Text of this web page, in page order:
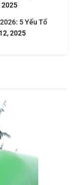
2025
5 Yếu Tố
2025